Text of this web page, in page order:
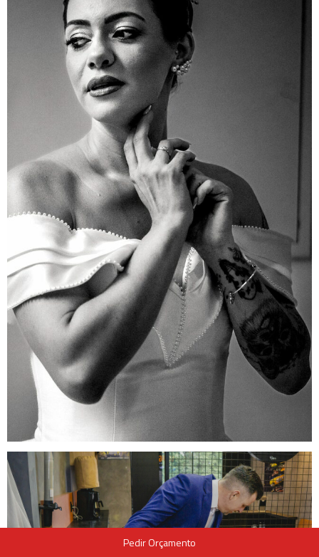
Pedir Orçamento